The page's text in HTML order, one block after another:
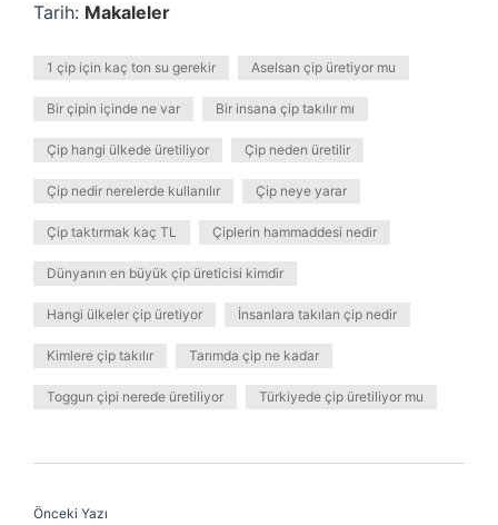
Tarih: Makaleler
1 çip için kaç ton su gerekir Aselsan çip üretiyor mu
Bir çipin içinde ne var Bir insana çip takılır mı
Çip hangi ülkede üretiliyor Çip neden üretilir
Çip nedir nerelerde kullanılır Çip neye yarar
Çip taktırmak kaç TL Çiplerin hammaddesi nedir
Dünyanın en büyük çip üreticisi kimdir
Hangi ülkeler çip üretiyor İnsanlara takılan çip nedir
Kimlere çip takılır Tarımda çip ne kadar
Toggun çipi nerede üretiliyor Türkiyede çip üretiliyor mu
Önceki Yazı